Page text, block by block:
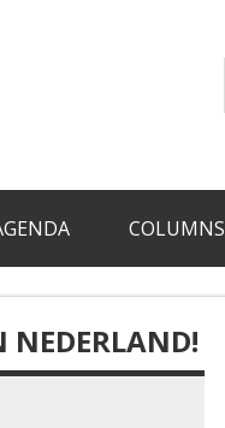
COLUMNS
NEDERLAND!